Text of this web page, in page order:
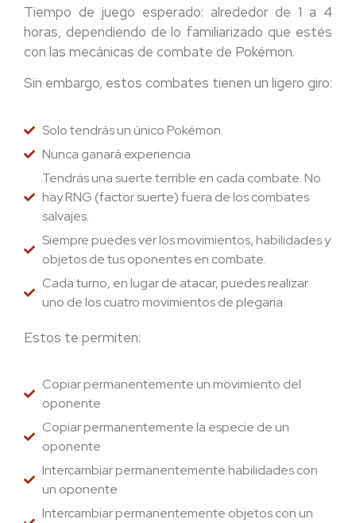
Tiempo de juego esperado: alrededor de 1 a 4
horas, dependiendo de lo familiarizado que estés
con las mecánicas de combate de Pokémon.
Sin embargo, estos combates tienen un ligero giro:
Solo tendrás un único Pokémon.
Nunca ganará experiencia.
Tendrás una suerte terrible en cada combate. No
hay RNG (factor suerte) fuera de los combates
salvajes.
Siempre puedes ver los movimientos, habilidades y
objetos de tus oponentes en combate.
Cada turno, en lugar de atacar, puedes realizar
uno de los cuatro movimientos de plegaria.
Estos te permiten:
Copiar permanentemente un movimiento del
oponente
Copiar permanentemente la especie de un
oponente
Intercambiar permanentemente habilidades con
un oponente
Intercambiar permanentemente objetos con un